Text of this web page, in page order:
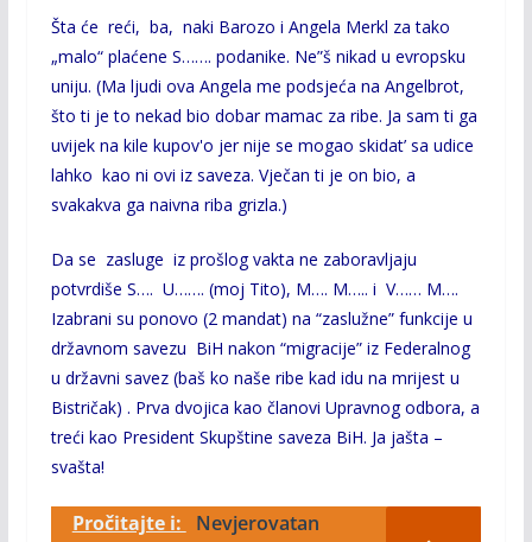
Šta će reći, ba, naki Barozo i Angela Merkl za tako
„malo“ plaćene S……. podanike. Ne”š nikad u evropsku
uniju. (Ma ljudi ova Angela me podsjeća na Angelbrot,
što ti je to nekad bio dobar mamac za ribe. Ja sam ti ga
uvijek na kile kupov'o jer nije se mogao skidat’ sa udice
lahko kao ni ovi iz saveza. Vječan ti je on bio, a
svakakva ga naivna riba grizla.)
Da se zasluge iz prošlog vakta ne zaboravljaju
potvrdiše S…. U……. (moj Tito), M…. M….. i V…… M….
Izabrani su ponovo (2 mandat) na “zaslužne” funkcije u
državnom savezu BiH nakon “migracije” iz Federalnog
u državni savez (baš ko naše ribe kad idu na mrijest u
Bistričak) . Prva dvojica kao članovi Upravnog odbora, a
treći kao President Skupštine saveza BiH. Ja jašta –
svašta!
Pročitajte i:
Nevjerovatan